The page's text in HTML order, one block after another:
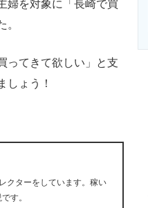
婦を対象に「長崎で買
ってきて欲しい」と支
しょう！
クターをしています。稼い
す。